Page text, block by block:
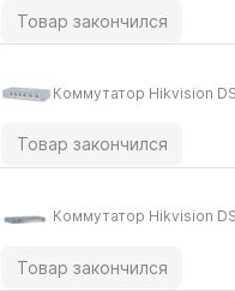
Товар закончился
Коммутатор Hikvision
Товар закончился
Коммутатор Hikvision
Товар закончился